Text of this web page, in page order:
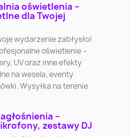
oświetlenia –
dla Twojej
wydarzenie zabłysło!
oświetlenie –
UV oraz inne efekty
na wesela, eventy
Wysyłka na terenie
–
zestawy DJ